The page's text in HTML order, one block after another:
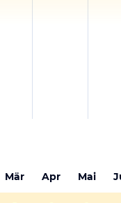
Mär Apr Mai